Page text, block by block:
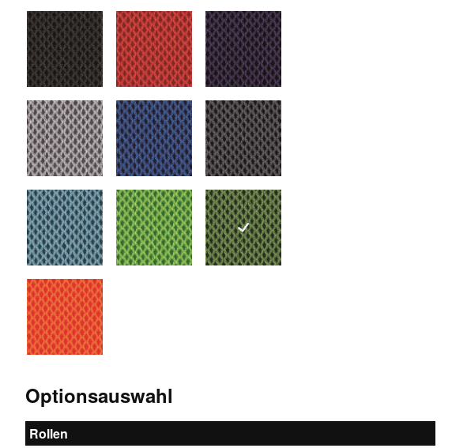
7260 schwarz 7261 rot 7262 violett
7263 silbergrau7265 blau 7266 anthrazit
7267 hellblau 7268 hellgrün 7273 grün
7275 orange
Optionsauswahl
Rollen